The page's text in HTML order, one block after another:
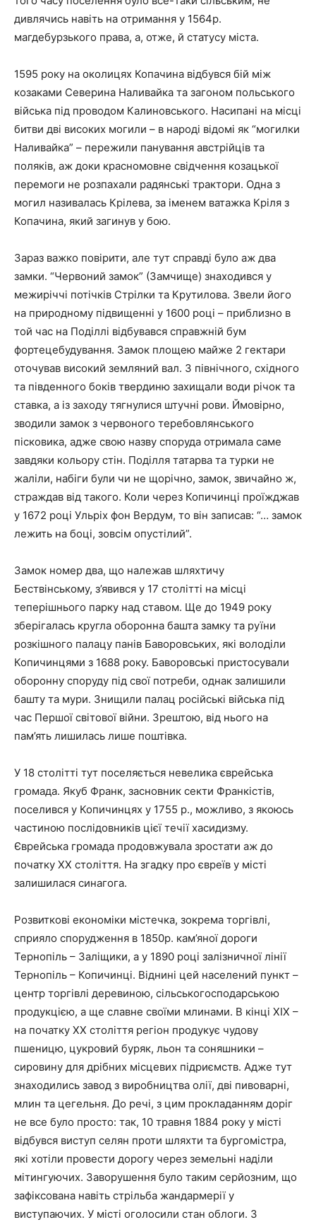
дивлячись навіть на отримання у 1564р.
магдебурзького права, а, отже, й статусу міста.
1595 року на околицях Копачина відбувся бій між
козаками Северина Наливайка та загоном польського
війська під проводом Калиновського. Насипані на місці
битви дві високих могили – в народі відомі як “могилки
Наливайка” – пережили панування австрійців та
поляків, аж доки красномовне свідчення козацької
перемоги не розпахали радянські трактори. Одна з
могил називалась Крілева, за іменем ватажка Кріля з
Копачина, який загинув у бою.
Зараз важко повірити, але тут справді було аж два
замки. “Червоний замок” (Замчище) знаходився у
межиріччі потічків Стрілки та Крутилова. Звели його
на природному підвищенні у 1600 році – приблизно в
той час на Поділлі відбувався справжній бум
фортецебудування. Замок площею майже 2 гектари
оточував високий земляний вал. З північного, східного
та південного боків твердиню захищали води річок та
ставка, а із заходу тягнулися штучні рови. Ймовірно,
зводили замок з червоного теребовлянського
пісковика, адже свою назву споруда отримала саме
завдяки кольору стін. Поділля татарва та турки не
жаліли, набіги були чи не щорічно, замок, звичайно ж,
страждав від такого. Коли через Копичинці проїжджав
у 1672 році Ульріх фон Вердум, то він записав: “… замок
лежить на боці, зовсім опустілий”.
Замок номер два, що належав шляхтичу
Бествінському, з’явився у 17 столітті на місці
теперішнього парку над ставом. Ще до 1949 року
зберігалась кругла оборонна башта замку та руїни
розкішного палацу панів Баворовських, які володіли
Копичинцями з 1688 року. Баворовські пристосували
оборонну споруду під свої потреби, однак залишили
башту та мури. Знищили палац російські війська під
час Першої світової війни. Зрештою, від нього на
пам’ять лишилась лише поштівка.
У 18 столітті тут поселяється невелика єврейська
громада. Якуб Франк, засновник секти Франкістів,
поселився у Копичинцях у 1755 р., можливо, з якоюсь
частиною послідовників цієї течії хасидизму.
Єврейська громада продовжувала зростати аж до
початку ХХ століття. На згадку про євреїв у місті
залишилася синагога.
Розвиткові економіки містечка, зокрема торгівлі,
сприяло спорудження в 1850р. кам’яної дороги
Тернопіль – Заліщики, а у 1890 році залізничної лінії
Тернопіль – Копичинці. Віднині цей населений пункт –
центр торгівлі деревиною, сільськогосподарською
продукцією, а ще славне своїми млинами. В кінці ХІХ –
на початку ХХ століття регіон продукує чудову
пшеницю, цукровий буряк, льон та соняшники –
сировину для дрібних місцевих підриємств. Адже тут
знаходились завод з виробництва олії, дві пивоварні,
млин та цегельня. До речі, з цим прокладанням доріг
не все було просто: так, 10 травня 1884 року у місті
відбувся виступ селян проти шляхти та бургомістра,
які хотіли провести дорогу через земельні наділи
мітингуючих. Заворушення було таким серйозним, що
зафіксована навіть стрільба жандармерії у
виступаючих. У місті оголосили стан облоги. З